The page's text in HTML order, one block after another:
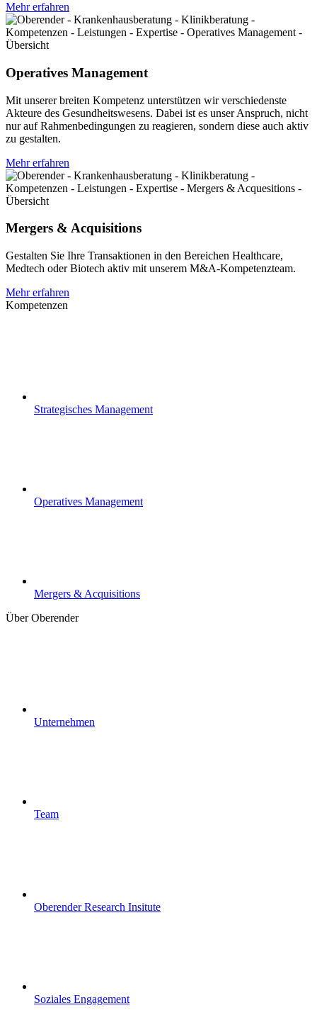
Mehr erfahren
Operatives Management
Mit unserer breiten Kompetenz unterstützen wir verschiedenste
Akteure des Gesundheitswesens. Dabei ist es unser Anspruch, nicht
nur auf Rahmenbedingungen zu reagieren, sondern diese auch aktiv
zu gestalten.
Mehr erfahren
Mergers & Acquisitions
Gestalten Sie Ihre Transaktionen in den Bereichen Healthcare,
Medtech oder Biotech aktiv mit unserem M&A-Kompetenzteam.
Mehr erfahren
Kompetenzen
Strategisches Management
Operatives Management
Mergers & Acquisitions
Über Oberender
Unternehmen
Team
Oberender Research Insitute
Soziales Engagement